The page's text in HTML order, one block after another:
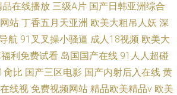
品在线播放 三级A片 国产日韩亚洲综合
站 丁香五月天亚洲 欧美大粗吊人妖 深
航 91叉叉操小骚逼 成人18视频 欧美大
利免费试看 岛国国产在线 91人人超碰
肏比 国产三区电影 国产内射后入在线 黄
线视 免费视频网站 精品欧美精品v 欧美